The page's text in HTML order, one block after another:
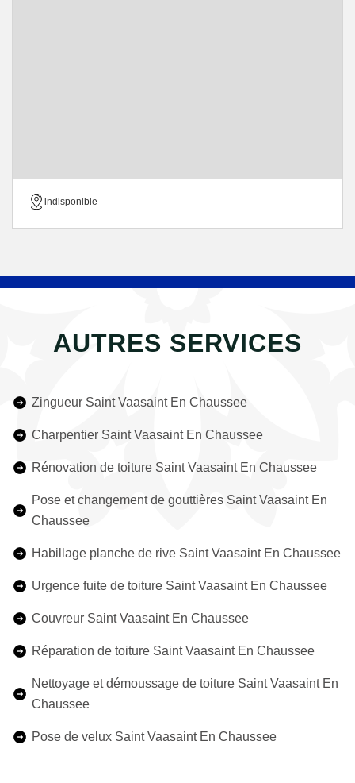
indisponible
AUTRES SERVICES
Zingueur Saint Vaasaint En Chaussee
Charpentier Saint Vaasaint En Chaussee
Rénovation de toiture Saint Vaasaint En Chaussee
Pose et changement de gouttières Saint Vaasaint En
Chaussee
Habillage planche de rive Saint Vaasaint En Chaussee
Urgence fuite de toiture Saint Vaasaint En Chaussee
Couvreur Saint Vaasaint En Chaussee
Réparation de toiture Saint Vaasaint En Chaussee
Nettoyage et démoussage de toiture Saint Vaasaint En
Chaussee
Pose de velux Saint Vaasaint En Chaussee